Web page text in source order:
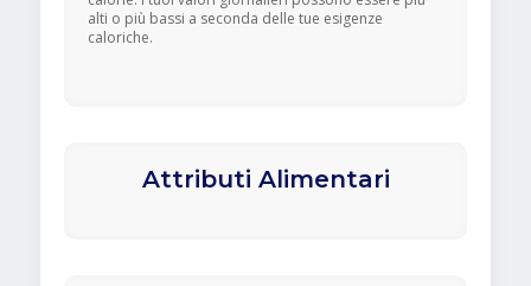
alti o più bassi a seconda delle tue esigenze
caloriche.
Attributi Alimentari